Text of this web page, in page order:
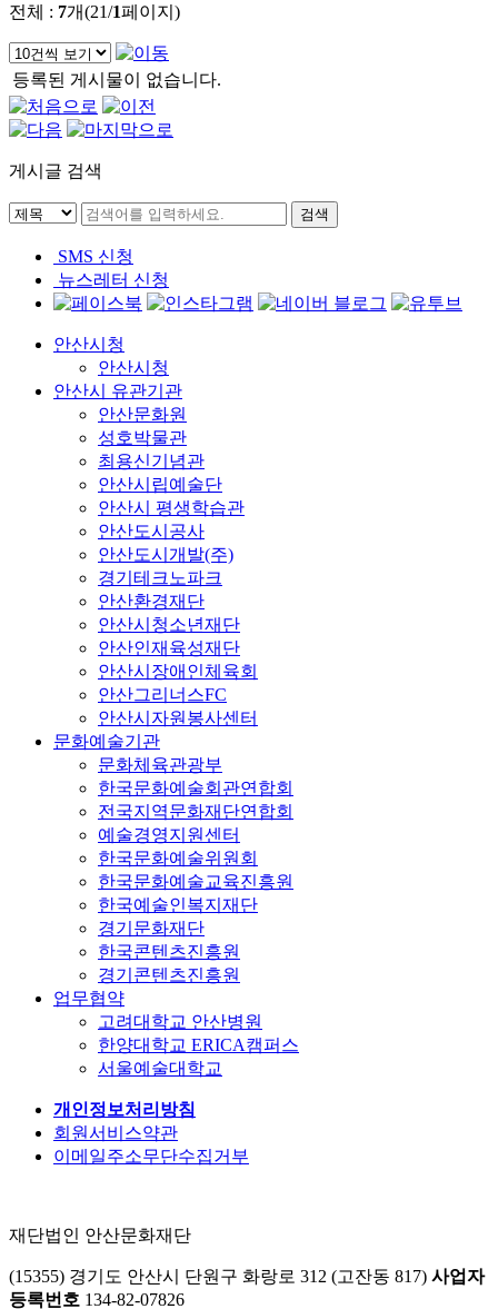
전체 : 7개(21/1페이지)
등록된 게시물이 없습니다.
게시글 검색
SMS 신청
뉴스레터 신청
안산시청
안산시청
안산시 유관기관
안산문화원
성호박물관
최용신기념관
안산시립예술단
안산시 평생학습관
안산도시공사
안산도시개발(주)
경기테크노파크
안산환경재단
안산시청소년재단
안산인재육성재단
안산시장애인체육회
안산그리너스FC
안산시자원봉사센터
문화예술기관
문화체육관광부
한국문화예술회관연합회
전국지역문화재단연합회
예술경영지원센터
한국문화예술위원회
한국문화예술교육진흥원
한국예술인복지재단
경기문화재단
한국콘텐츠진흥원
경기콘텐츠진흥원
업무협약
고려대학교 안산병원
한양대학교 ERICA캠퍼스
서울예술대학교
개인정보처리방침
회원서비스약관
이메일주소무단수집거부
재단법인 안산문화재단
(15355) 경기도 안산시 단원구 화랑로 312 (고잔동 817) 사업자
등록번호 134-82-07826